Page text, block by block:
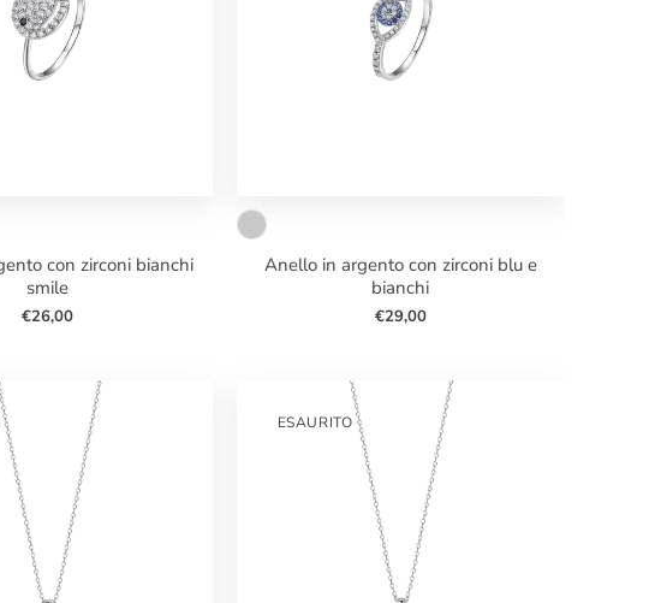
smile
€26,00
anello in argento con zirconi blu e
bianchi
€29,00
ESAURITO